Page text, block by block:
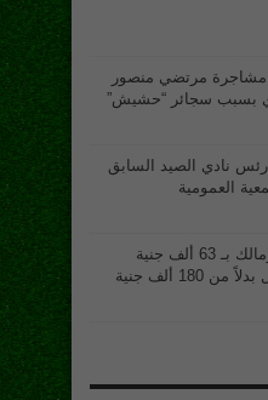
مشاجرة مرتضي منصور
بسبب سجائر “حشيش”
رئس نادي الصيد السابق
العمومية
عضوية نادي الزمالك بـ 63 ألف جنية
180 ألف جنية